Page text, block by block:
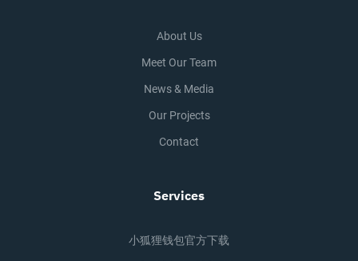
About Us
Meet Our Team
News & Media
Our Projects
Contact
Services
小狐狸钱包官方下载